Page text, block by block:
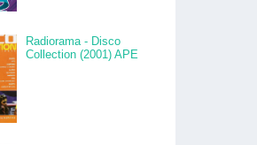
Radiorama - Disco
Collection (2001) APE